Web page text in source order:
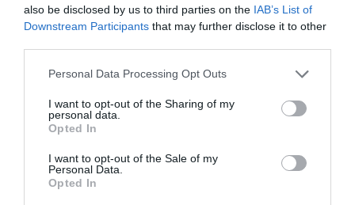
also be disclosed by us to third parties on the IAB’s List of
Downstream Participants that may further disclose it to other
Please note that this website/app uses one or more Google
not limited to your visit or usage behaviour. You may click to
grant or deny consent to Google and its third-party tags to
use your data for below specified purposes in below Google
consent section.
Personal Data Processing Opt Outs
I want to opt-out of the Sharing of my
personal data.
Opted In
I want to opt-out of the Sale of my
Personal Data.
Opted In
Το ελληνικών συμφερόντων φορτηγό πλοίο Minoan
Pioneer, χτυπήθηκε από βλήμα στα Στενά του Ορμούζ τα
ξημερώματα της Τρίτης (04.08.2026)) και σύμφωνα με ...
04 Αυγούστου 2026